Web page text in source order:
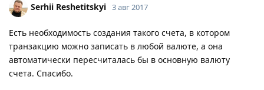
Serhii Reshetitskyi 3 авг 2017
Есть необходимость создания такого счета, в котором
транзакцию можно записать в любой валюте, а она
автоматически пересчиталась бы в основную валюту
счета. Спасибо.